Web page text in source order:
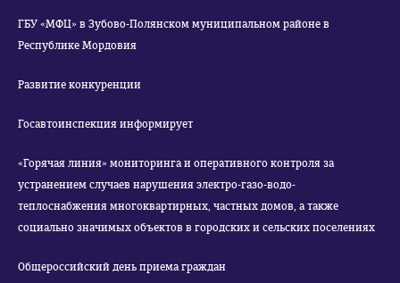
ГБУ «МФЦ» в Зубово-Полянском муниципальном районе в
Республике Мордовия
Развитие конкуренции
Госавтоинспекция информирует
«Горячая линия» мониторинга и оперативного контроля за
устранением случаев нарушения электро-газо-водо-
теплоснабжения многоквартирных, частных домов, а также
социально значимых объектов в городских и сельских поселениях
Общероссийский день приема граждан